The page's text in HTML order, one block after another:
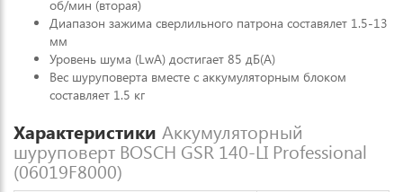
об/мин (вторая)
Диапазон зажима сверлильного патрона составялет 1.5-13
мм
Уровень шума (LwA) достигает 85 дБ(A)
Вес шуруповерта вместе с аккумуляторным блоком
составляет 1.5 кг
Характеристики Аккумуляторный
шуруповерт BOSCH GSR 140-LI Professional
(06019F8000)